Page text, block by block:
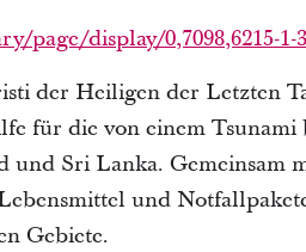
display/0,7098,6215-1-
der Heiligen der Letzten
für die von einem Tsunami
und Sri Lanka. Gemeinsam
und
Gebiete.